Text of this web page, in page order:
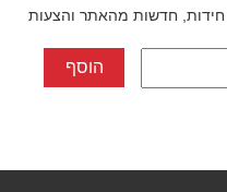
חדשות מהאתר והצעות